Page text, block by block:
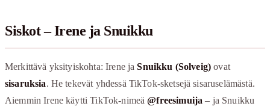
Siskot – Irene ja Snuikku
Merkittävä yksityiskohta: Irene jaSnuikku (Solveig) ovat
sisaruksia. He tekevät yhdessä TikTok-sketsejä sisaruselämästä.
Aiemmin Irene käytti TikTok-nimeä@freesimuija – ja Snuikku